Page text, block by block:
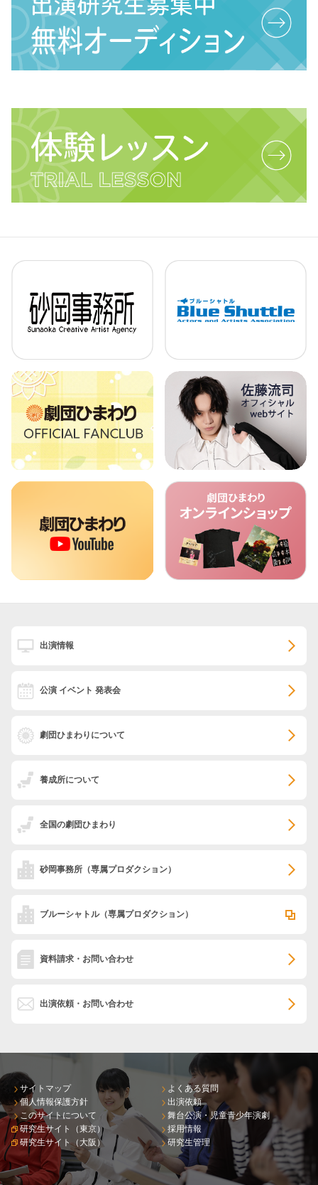
出演情報
公演 イベント 発表会
劇団ひまわりについて
養成所について
全国の劇団ひまわり
砂岡事務所 （専属プロダクション）
ブルーシャトル（専属プロダクション）
資料請求・お問い合わせ
出演依頼・お問い合わせ
サイトマップ
個人情報保護方針
このサイトについて
研究生サイト（東京）
研究生サイト（大阪）
よくある質問
出演依頼
舞台公演・児童青少年演劇
採用情報
研究生管理